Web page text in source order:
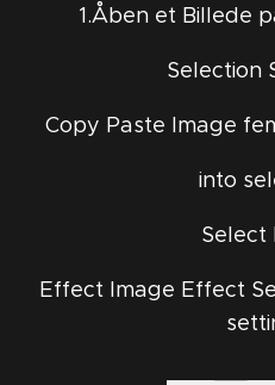
1.Åben et Billede
Selection
Copy Paste Image
into
Select
Effect Image Effect